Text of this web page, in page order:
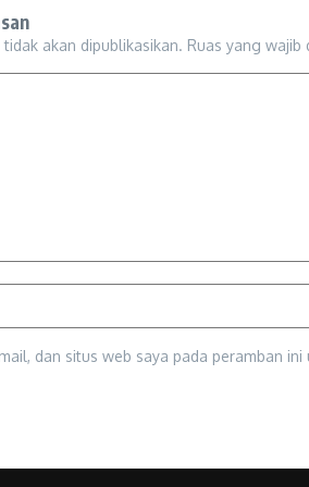
akan dipublikasikan. Ruas yang wajib
dan situs web saya pada peramban